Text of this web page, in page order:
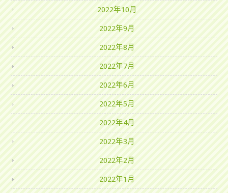
2022年10月
2022年9月
2022年8月
2022年7月
2022年6月
2022年5月
2022年4月
2022年3月
2022年2月
2022年1月